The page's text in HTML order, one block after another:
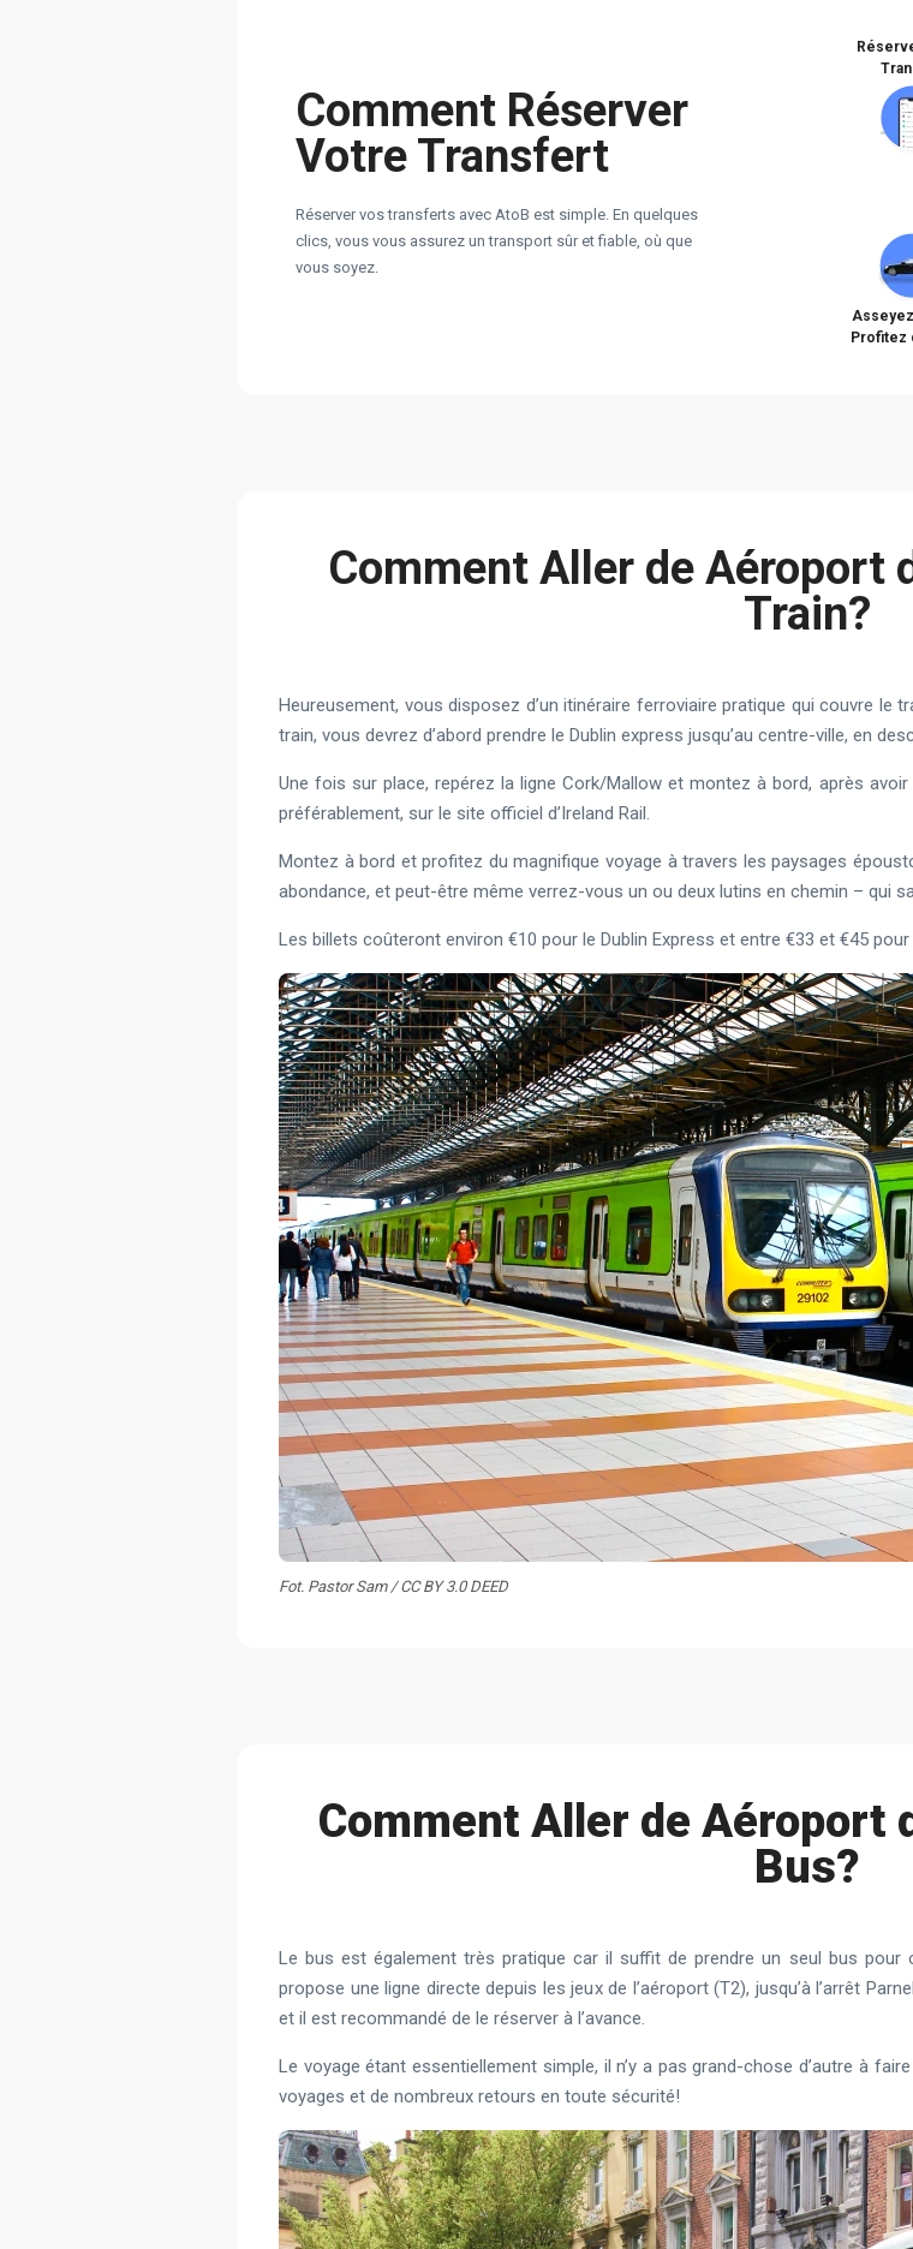
Comment Réserver
Votre Transfert
Réserver vos transferts avec AtoB est simple. En quelques
clics, vous vous assurez un transport sûr et fiable, où que
vous soyez.
Profitez
Сomment Aller de Aéroport
Train?
Heureusement, vous disposez d’un itinéraire ferroviaire pratique qui couvre le
train, vous devrez d’abord prendre le Dublin express jusqu’au centre-ville, en
Une fois sur place, repérez la ligne Cork/Mallow et montez à bord, après
préférablement, sur le site officiel d’Ireland Rail.
Montez à bord et profitez du magnifique voyage à travers les paysages
abondance, et peut-être même verrez-vous un ou deux lutins en chemin – qui
Les billets coûteront environ €10 pour le Dublin Express et entre €33 et €45
Fot. Pastor Sam / CC BY 3.0 DEED
Сomment Aller de Aéroport
Bus?
Le bus est également très pratique car il suffit de prendre un seul bus pour
propose une ligne directe depuis les jeux de l’aéroport (T2), jusqu’à l’arrêt
et il est recommandé de le réserver à l’avance.
Le voyage étant essentiellement simple, il n’y a pas grand-chose d’autre à
voyages et de nombreux retours en toute sécurité!